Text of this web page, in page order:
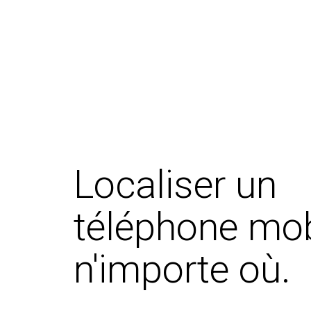
Localiser un
téléphone
n'importe où.